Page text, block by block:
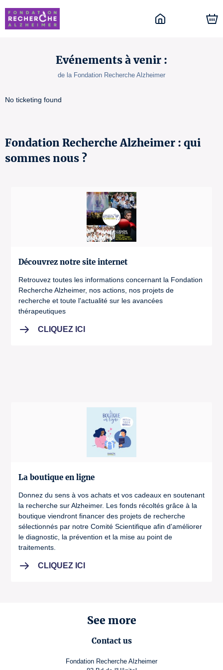
Evénements à venir :
de la Fondation Recherche Alzheimer
No ticketing found
La boutique en ligne
Donnez du sens à vos achats et vos cadeaux en soutenant
la recherche sur Alzheimer. Les fonds récoltés grâce à la
boutique viendront financer des projets de recherche
sélectionnés par notre Comité Scientifique afin d'améliorer
le diagnostic, la prévention et la mise au point de
traitements.
CLIQUEZ ICI
Fondation Recherche Alzheimer : qui
sommes nous ?
Découvrez notre site internet
Retrouvez toutes les informations concernant la Fondation
Recherche Alzheimer, nos actions, nos projets de
recherche et toute l'actualité sur les avancées
thérapeutiques
CLIQUEZ ICI
See more
Contact us
Fondation Recherche Alzheimer